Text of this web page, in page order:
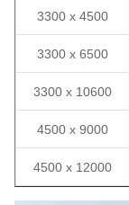
3300 x 4500
3300 x 6500
3300 x 10600
4500 x 9000
4500 x 12000